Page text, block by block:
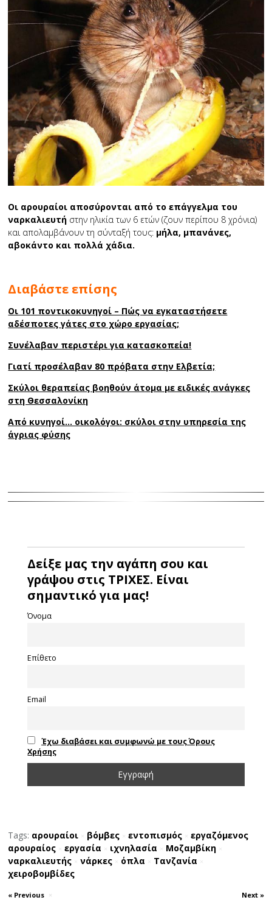
Οι αρουραίοι αποσύρονται από το επάγγελμα του
ναρκαλιευτή στην ηλικία των 6 ετών (ζουν περίπου 8 χρόνια)
και απολαμβάνουν τη σύνταξή τους: μήλα, μπανάνες,
αβοκάντο και πολλά χάδια.
Διαβάστε επίσης
Οι 101 ποντικοκυνηγοί – Πώς να εγκαταστήσετε
αδέσποτες γάτες στο χώρο εργασίας;
Συνέλαβαν περιστέρι για κατασκοπεία!
Γιατί προσέλαβαν 80 πρόβατα στην Ελβετία;
Σκύλοι θεραπείας βοηθούν άτομα με ειδικές ανάγκες
στη Θεσσαλονίκη
Από κυνηγοί… οικολόγοι: σκύλοι στην υπηρεσία της
άγριας φύσης
Δείξε μας την αγάπη σου και
γράψου στις ΤΡΙΧΕΣ. Είναι
σημαντικό για μας!
Όνομα
Επίθετο
Email
Έχω διαβάσει και συμφωνώ με τους Όρους
Χρήσης
Tags: αρουραίοι βόμβες εντοπισμός
εργαζόμενος
αρουραίος
εργασία ιχνηλασία Μοζαμβίκη
ναρκαλιευτής νάρκες όπλα Τανζανία
χειροβομβίδες
« Previous × Next »